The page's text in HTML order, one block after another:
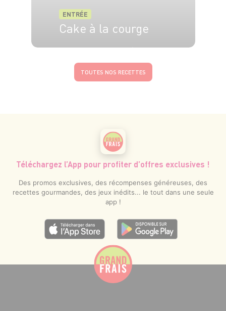
ENTRÉE
Cake à la courge
TOUTES NOS RECETTES
Téléchargez l’App pour profiter d’offres exclusives !
Des promos exclusives, des récompenses généreuses, des
recettes gourmandes, des jeux inédits... le tout dans une seule
app !